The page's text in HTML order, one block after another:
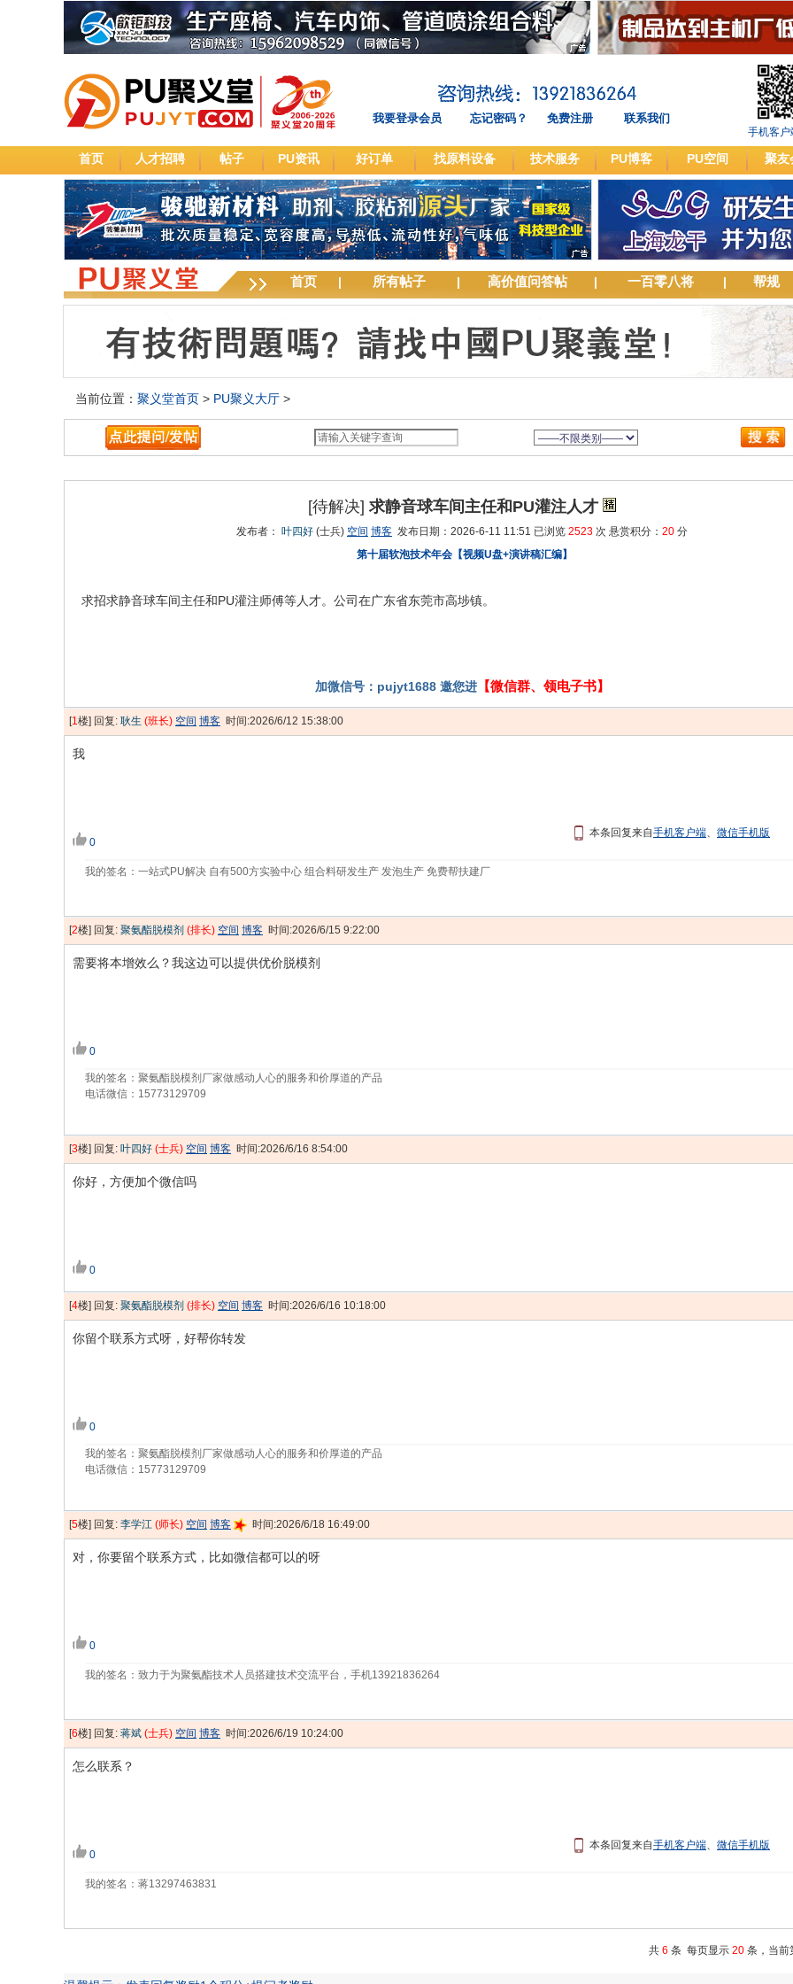
我要登录会员 忘记密码？ 免费注册 联系我们
手机客户
首页 人才招聘 帖子 PU资讯 好订单 找原料设备 技术服务 PU博客 PU空间 聚友
首页 | 所有帖子 | 高价值问答帖 | 一百零八将 | 帮规
当前位置： 聚义堂首页 > PU聚义大厅 >
[待解决] 求静音球车间主任和PU灌注人才
发布者： 叶四好 (士兵) 空间 博客 发布日期：2026-6-11 11:51 已浏览 2523 次 悬赏积分： 20 分
第十届软泡技术年会【视频U盘+演讲稿汇编】
求招求静音球车间主任和PU灌注师傅等人才。公司在广东省东莞市高埗镇。
加微信号：pujyt1688 邀您进【微信群、领电子书】
[1楼] 回复: 耿生 (班长) 空间 博客 时间:2026/6/12 15:38:00
我
0
本条回复来自手机客户端、 微信手机版
我的签名：一站式PU解决 自有500方实验中心 组合料研发生产 发泡生产 免费帮扶建厂
[2楼] 回复: 聚氨酯脱模剂 (排长) 空间 博客 时间:2026/6/15 9:22:00
需要将本增效么？我这边可以提供优价脱模剂
0
我的签名：聚氨酯脱模剂厂家做感动人心的服务和价厚道的产品
电话微信：15773129709
[3楼] 回复: 叶四好 (士兵) 空间 博客 时间:2026/6/16 8:54:00
你好，方便加个微信吗
0
[4楼] 回复: 聚氨酯脱模剂 (排长) 空间 博客 时间:2026/6/16 10:18:00
你留个联系方式呀，好帮你转发
0
我的签名：聚氨酯脱模剂厂家做感动人心的服务和价厚道的产品
电话微信：15773129709
[5楼] 回复: 李学江 (师长) 空间 博客 时间:2026/6/18 16:49:00
对，你要留个联系方式，比如微信都可以的呀
0
我的签名：致力于为聚氨酯技术人员搭建技术交流平台，手机13921836264
[6楼] 回复: 蒋斌 (士兵) 空间 博客 时间:2026/6/19 10:24:00
怎么联系？
0
本条回复来自手机客户端、 微信手机版
我的签名：蒋13297463831
共 6 条 每页显示 20 条，当前